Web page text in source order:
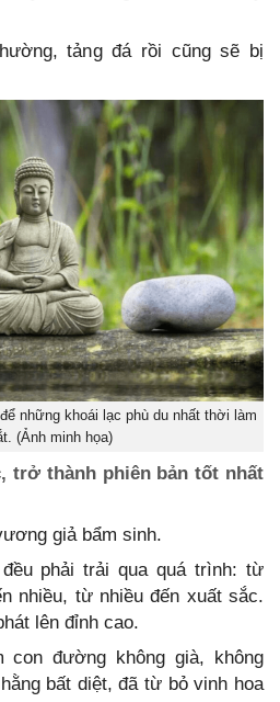
tảng đá rồi cũng sẽ bị
những khoái lạc phù du nhất thời làm
(Ảnh minh họa)
trở thành phiên bản tốt nhất
giả bẩm sinh.
phải trải qua quá trình: từ
nhiều, từ nhiều đến xuất sắc.
lên đỉnh cao.
đường không già, không
bất diệt, đã từ bỏ vinh hoa